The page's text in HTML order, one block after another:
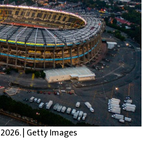
| Getty Images